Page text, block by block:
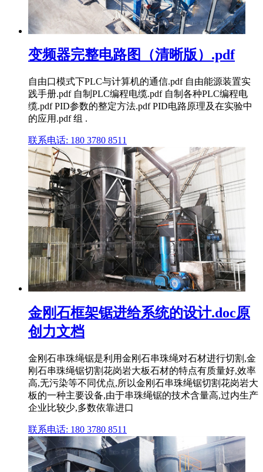
变频器完整电路图（清晰版）.pdf
自由口模式下PLC与计算机的通信.pdf 自由能源装置实
践手册.pdf 自制PLC编程电缆.pdf 自制各种PLC编程电
缆.pdf PID参数的整定方法.pdf PID电路原理及在实验中
的应用.pdf 组 .
联系电话: 180 3780 8511
金刚石框架锯进给系统的设计.doc原
创力文档
金刚石串珠绳锯是利用金刚石串珠绳对石材进行切割,金
刚石串珠绳锯切割花岗岩大板石材的特点有质量好,效率
高,无污染等不同优点,所以金刚石串珠绳锯切割花岗岩大
板的一种主要设备,由于串珠绳锯的技术含量高,过内生产
企业比较少,多数依靠进口
联系电话: 180 3780 8511